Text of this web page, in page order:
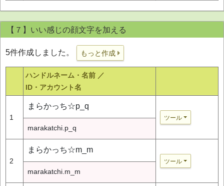
【７】いい感じの顔文字を加える
5件作成しました。 もっと作成
ハンドルネーム・名前 ／
ID・アカウント名
1
まらかっち☆p_q
ツール
marakatchi.p_q
2
まらかっち☆m_m
ツール
marakatchi.m_m